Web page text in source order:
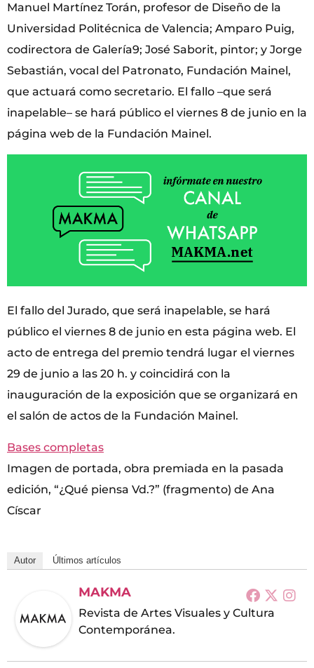
Manuel Martínez Torán, profesor de Diseño de la
Universidad Politécnica de Valencia; Amparo Puig,
codirectora de Galería9; José Saborit, pintor; y Jorge
Sebastián, vocal del Patronato, Fundación Mainel,
que actuará como secretario. El fallo –que será
inapelable– se hará público el viernes 8 de junio en la
página web de la Fundación Mainel.
El fallo del Jurado, que será inapelable, se hará
público el viernes 8 de junio en esta página web. El
acto de entrega del premio tendrá lugar el viernes
29 de junio a las 20 h. y coincidirá con la
inauguración de la exposición que se organizará en
el salón de actos de la Fundación Mainel.
Bases completas
Imagen de portada, obra premiada en la pasada
edición, “¿Qué piensa Vd.?” (fragmento) de Ana
Císcar
Autor Últimos artículos
MAKMA
Revista de Artes Visuales y Cultura
Contemporánea.